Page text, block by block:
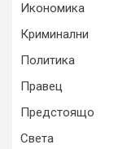
Икономика
Криминални
Политика
Правец
Предстоящо
Света